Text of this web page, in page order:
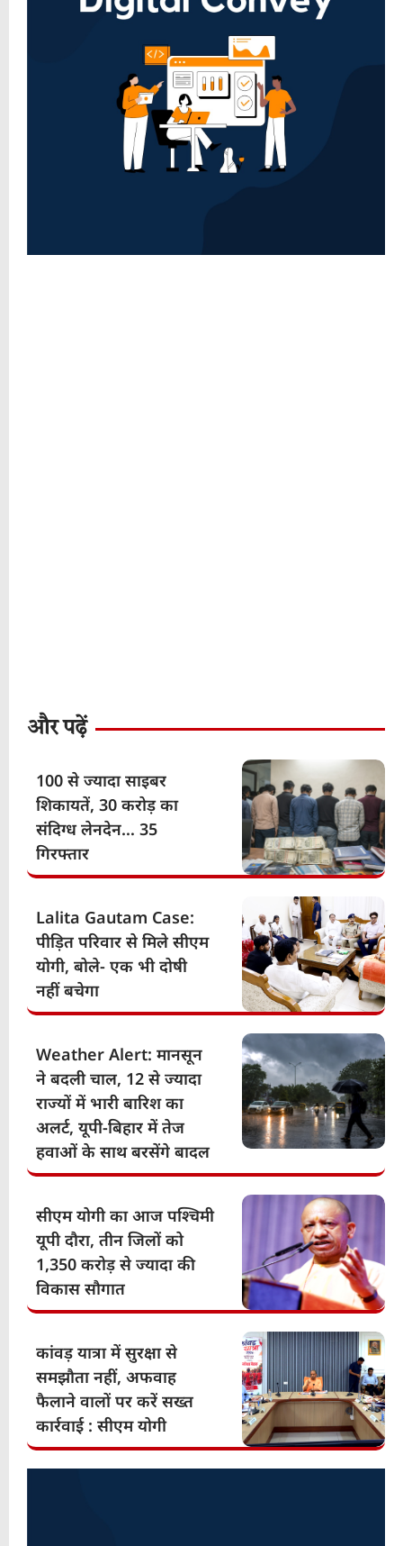
और पढ़ें
100 से ज्यादा साइबर
शिकायतें, 30 करोड़ का
संदिग्ध लेनदेन… 35
गिरफ्तार
Lalita Gautam Case:
पीड़ित परिवार से मिले सीएम
योगी, बोले- एक भी दोषी
नहीं बचेगा
Weather Alert: मानसून
ने बदली चाल, 12 से ज्यादा
राज्यों में भारी बारिश का
अलर्ट, यूपी-बिहार में तेज
हवाओं के साथ बरसेंगे बादल
सीएम योगी का आज पश्चिमी
यूपी दौरा, तीन जिलों को
1,350 करोड़ से ज्यादा की
विकास सौगात
कांवड़ यात्रा में सुरक्षा से
समझौता नहीं, अफवाह
फैलाने वालों पर करें सख्त
कार्रवाई : सीएम योगी